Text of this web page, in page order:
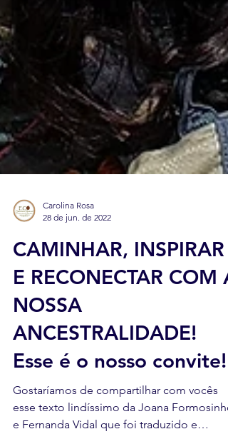
28 de jun. de 2022
CAMINHAR, INSPIRAR
E RECONECTAR COM A
NOSSA
ANCESTRALIDADE!
Esse é o nosso convite!
Gostaríamos de compartilhar com vocês